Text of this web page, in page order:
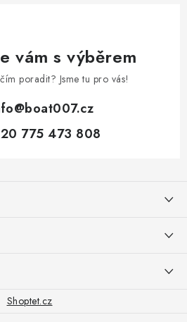
vám s výběrem
poradit? Jsme tu pro vás!
@boat007.cz
775 473 808
Shoptet.cz